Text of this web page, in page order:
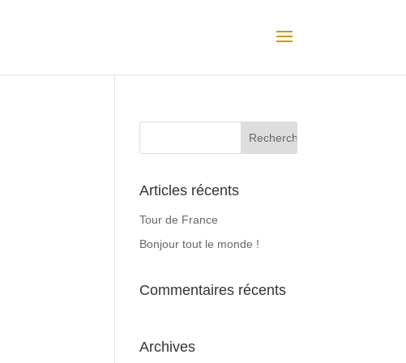
Articles récents
Tour de France
Bonjour tout le monde !
Commentaires récents
Archives